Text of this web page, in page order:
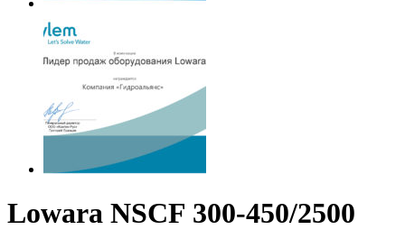
Lowara NSCF 300-450/2500